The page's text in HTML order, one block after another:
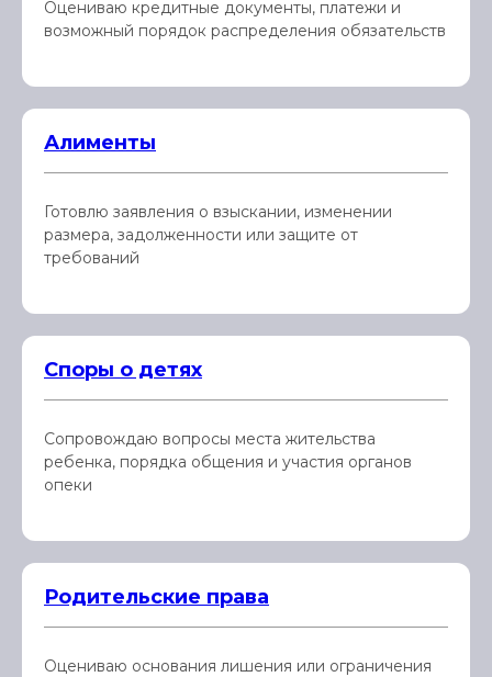
Оцениваю кредитные документы, платежи и
возможный порядок распределения обязательств
Алименты
Готовлю заявления о взыскании, изменении
размера, задолженности или защите от
требований
Споры о детях
Сопровождаю вопросы места жительства
ребенка, порядка общения и участия органов
опеки
Родительские права
Оцениваю основания лишения или ограничения